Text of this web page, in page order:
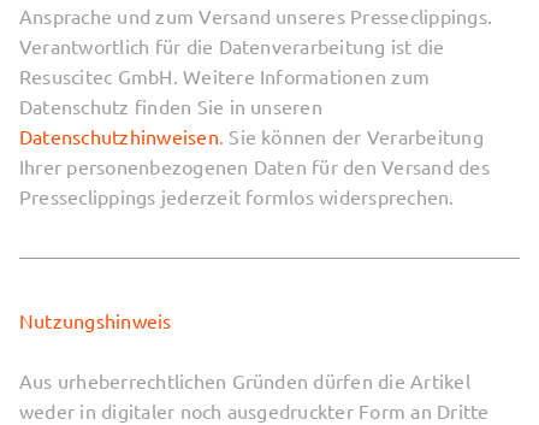
Ansprache und zum Versand unseres Presseclippings.
Verantwortlich für die Datenverarbeitung ist die
Resuscitec GmbH. Weitere Informationen zum
Datenschutz finden Sie in unseren
Datenschutzhinweisen. Sie können der Verarbeitung
Ihrer personenbezogenen Daten für den Versand des
Presseclippings jederzeit formlos widersprechen.
Nutzungshinweis
Aus urheberrechtlichen Gründen dürfen die Artikel
weder in digitaler noch ausgedruckter Form an Dritte